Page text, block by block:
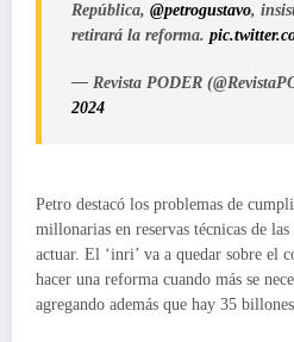
República, @petrogustavo,
retirará la reforma.
— Revista PODER
2024
Petro destacó los problemas de
millonarias en reservas técnicas de
actuar. El ‘inri’ va a quedar sobre el
hacer una reforma cuando más se
agregando además que hay 35